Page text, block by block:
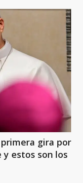
primera gira por
estos son los